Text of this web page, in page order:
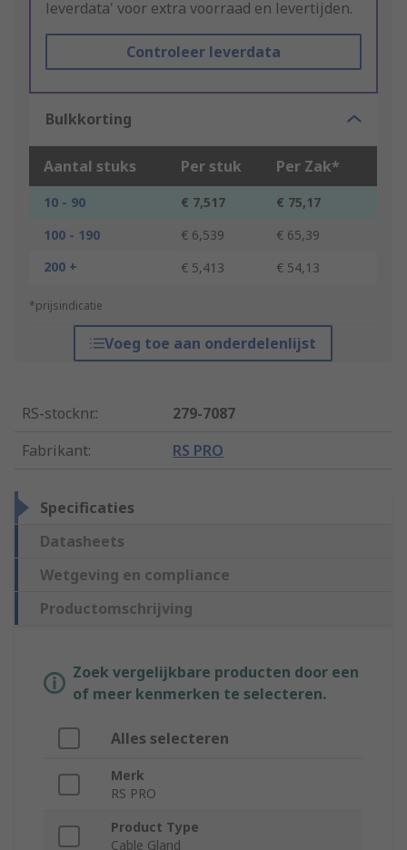
leverdata' voor extra voorraad en levertijden.
Controleer leverdata
Bulkkorting
Aantal stuks Per stuk Per Zak*
10 - 90 € 7,517
€ 75,17
100 - 190
€ 6,539
€ 65,39
200 +
€ 5,413 € 54,13
*prijsindicatie
Voeg toe aan onderdelenlijst
RS-stocknr.:
279-7087
Fabrikant: RS PRO
Specificaties
Datasheets
Wetgeving en compliance
Productomschrijving
Zoek vergelijkbare producten door een
of meer kenmerken te selecteren.
Alles selecteren
Merk
RS PRO
Product Type
Cable Gland